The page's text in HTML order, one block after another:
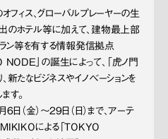
オフィス、グローバルプレーヤーの生
のホテル等に加えて、建物最上部
ラン等を有する情報発信拠点
」の誕生によって、「虎ノ門
新たなビジネスやイノベーションを
す。
（金）～29日（日）まで、アーテ
による「TOKYO